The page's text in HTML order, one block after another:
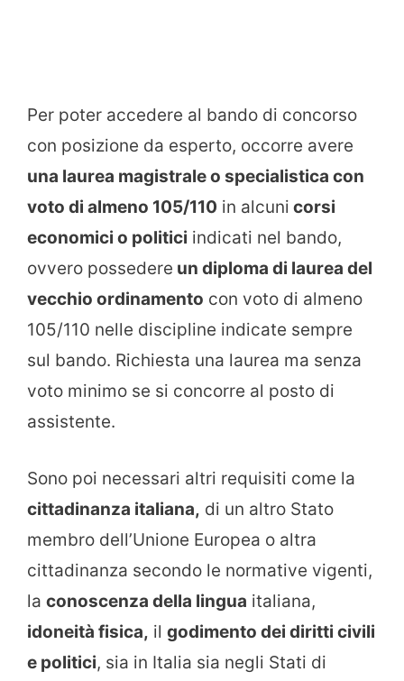
Per poter accedere al bando di concorso
con posizione da esperto, occorre avere
una laurea magistrale o specialistica con
voto di almeno 105/110 in alcuni corsi
economici o politici indicati nel bando,
ovvero possedere un diploma di laurea del
vecchio ordinamento con voto di almeno
105/110 nelle discipline indicate sempre
sul bando. Richiesta una laurea ma senza
voto minimo se si concorre al posto di
assistente.
Sono poi necessari altri requisiti come la
cittadinanza italiana, di un altro Stato
membro dell’Unione Europea o altra
cittadinanza secondo le normative vigenti,
la conoscenza della lingua italiana,
idoneità fisica, il godimento dei diritti civili
e politici, sia in Italia sia negli Stati di